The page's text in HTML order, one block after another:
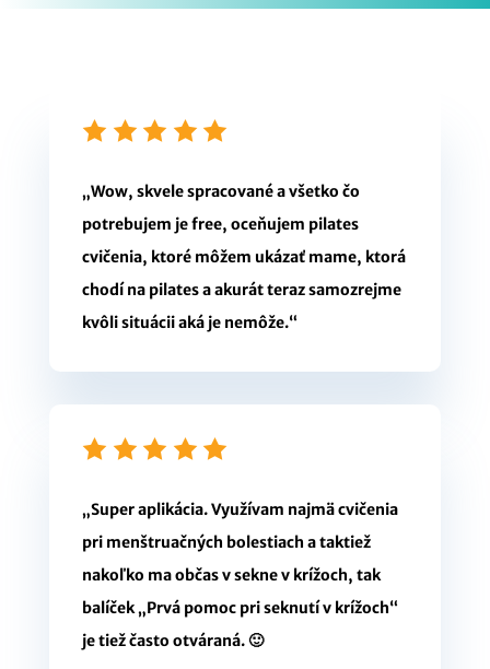
„Wow, skvele spracované a všetko čo
potrebujem je free, oceňujem pilates
cvičenia, ktoré môžem ukázať mame, ktorá
chodí na pilates a akurát teraz samozrejme
kvôli situácii aká je nemôže.“
„Super aplikácia. Využívam najmä cvičenia
pri menštruačných bolestiach a taktiež
nakoľko ma občas v sekne v krížoch, tak
balíček „Prvá pomoc pri seknutí v krížoch“
je tiež často otváraná. 🙂